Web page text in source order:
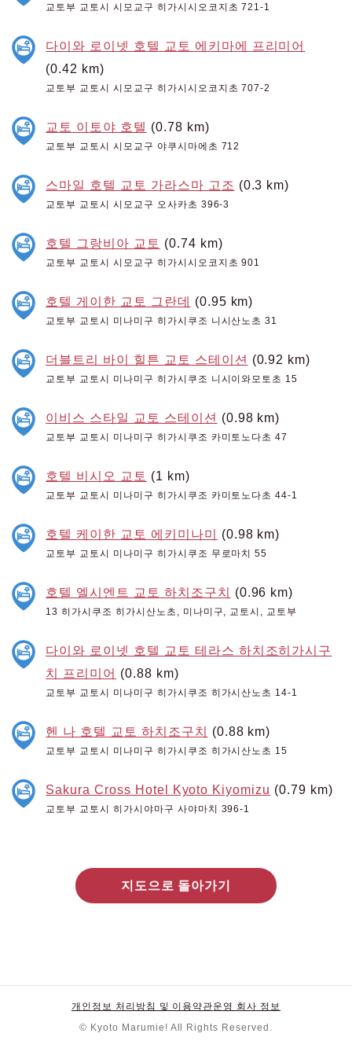
교토부 교토시 시모교구 히가시시오코지초 721-1
다이와 로이넷 호텔 교토 에키마에 프리미어
(0.42 km)
교토부 교토시 시모교구 히가시시오코지초 707-2
교토 이토야 호텔 (0.78 km)
교토부 교토시 시모교구 야쿠시마에초 712
스마일 호텔 교토 가라스마 고조 (0.3 km)
교토부 교토시 시모교구 오사카초 396-3
호텔 그랑비아 교토 (0.74 km)
교토부 교토시 시모교구 히가시시오코지초 901
호텔 게이한 교토 그란데 (0.95 km)
교토부 교토시 미나미구 히가시쿠조 니시산노초 31
더블트리 바이 힐튼 교토 스테이션 (0.92 km)
교토부 교토시 미나미구 히가시쿠조 니시이와모토초 15
이비스 스타일 교토 스테이션 (0.98 km)
교토부 교토시 미나미구 히가시쿠조 카미토노다초 47
호텔 비시오 교토 (1 km)
교토부 교토시 미나미구 히가시쿠조 카미토노다초 44-1
호텔 케이한 교토 에키미나미 (0.98 km)
교토부 교토시 미나미구 히가시쿠조 무로마치 55
호텔 엘시엔트 교토 하치조구치 (0.96 km)
13 히가시쿠조 히가시산노초, 미나미구, 교토시, 교토부
다이와 로이넷 호텔 교토 테라스 하치조히가시구
치 프리미어 (0.88 km)
교토부 교토시 미나미구 히가시쿠조 히가시산노초 14-1
헨 나 호텔 교토 하치조구치 (0.88 km)
교토부 교토시 미나미구 히가시쿠조 히가시산노초 15
Sakura Cross Hotel Kyoto Kiyomizu (0.79 km)
교토부 교토시 히가시야마구 사야마치 396-1
지도으로 돌아가기
개인정보 처리방침 및 이용약관운영 회사 정보
© Kyoto Marumie! All Rights Reserved.